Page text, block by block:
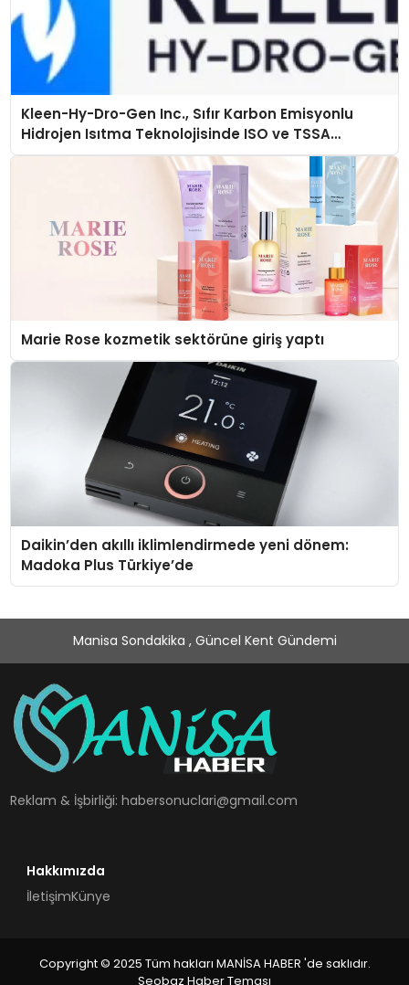
Kleen-Hy-Dro-Gen Inc., Sıfır Karbon Emisyonlu
Hidrojen Isıtma Teknolojisinde ISO ve TSSA
Düzenleyici Onaylarını Aldı
Marie Rose kozmetik sektörüne giriş yaptı
Daikin’den akıllı iklimlendirmede yeni dönem:
Madoka Plus Türkiye’de
Manisa Sondakika , Güncel Kent Gündemi
Reklam & İşbirliği:habersonuclari@gmail.com
Hakkımızda
İletişimKünye
Copyright © 2025 Tüm hakları MANİSA HABER 'de saklıdır.
Seobaz Haber Teması